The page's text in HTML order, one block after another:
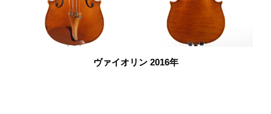
ヴァイオリン 2016年